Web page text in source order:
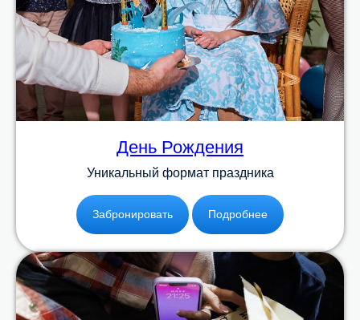
День Рождения
Уникальный формат праздника
Забронировать Подробнее